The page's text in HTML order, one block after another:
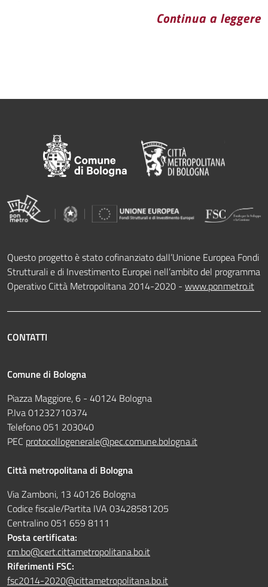
Continua a leggere
Questo progetto è stato cofinanziato dall’Unione Europea Fondi
Strutturali e di Investimento Europei nell’ambito del programma
Operativo Città Metropolitana 2014-2020 - www.ponmetro.it
CONTATTI
Comune di Bologna
Piazza Maggiore, 6 - 40124 Bologna
P.Iva 01232710374
Telefono 051 203040
PEC protocollogenerale@pec.comune.bologna.it
Città metropolitana di Bologna
Via Zamboni, 13 40126 Bologna
Codice fiscale/Partita IVA 03428581205
Centralino 051 659 8111
Posta certificata:
cm.bo@cert.cittametropolitana.bo.it
Riferimenti FSC:
fsc2014-2020@cittametropolitana.bo.it